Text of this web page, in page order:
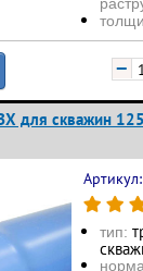
−
для скважин
Артикул:
тип: